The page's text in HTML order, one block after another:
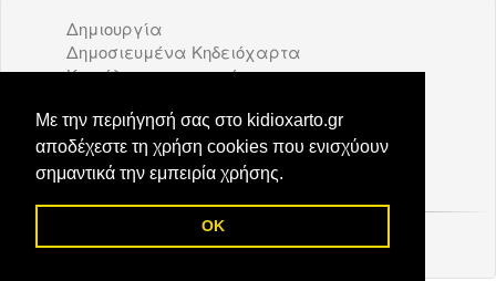
Με την περιήγησή σας στο kidioxarto.gr
αποδέχεστε τη χρήση cookies που ενισχύουν
σημαντικά την εμπειρία χρήσης.
OK
Δημιουργία
Δημοσιευμένα Κηδειόχαρτα
Κατάλογος επιχειρήσεων
Διαφήμιση
Επικοινωνία
© 2026 Kidioxarto.gr /Επικοινωνία